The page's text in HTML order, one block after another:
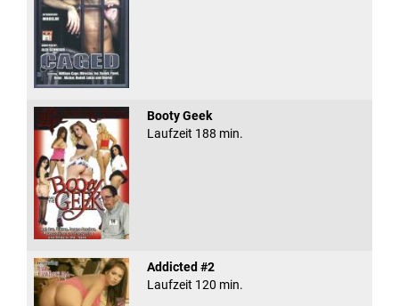
Booty Geek
Laufzeit 188 min.
Addicted #2
Laufzeit 120 min.